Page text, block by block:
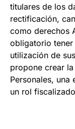
titulares de los
rectificación,
como derechos
obligatorio tener
utilización de
propone crear
Personales, una
un rol